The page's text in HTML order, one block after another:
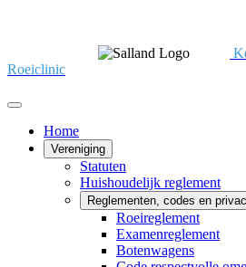
Roeiclinic
Home
Vereniging
Statuten
Huishoudelijk reglement
Reglementen, codes en
Roeireglement
Examenreglement
Botenwagens